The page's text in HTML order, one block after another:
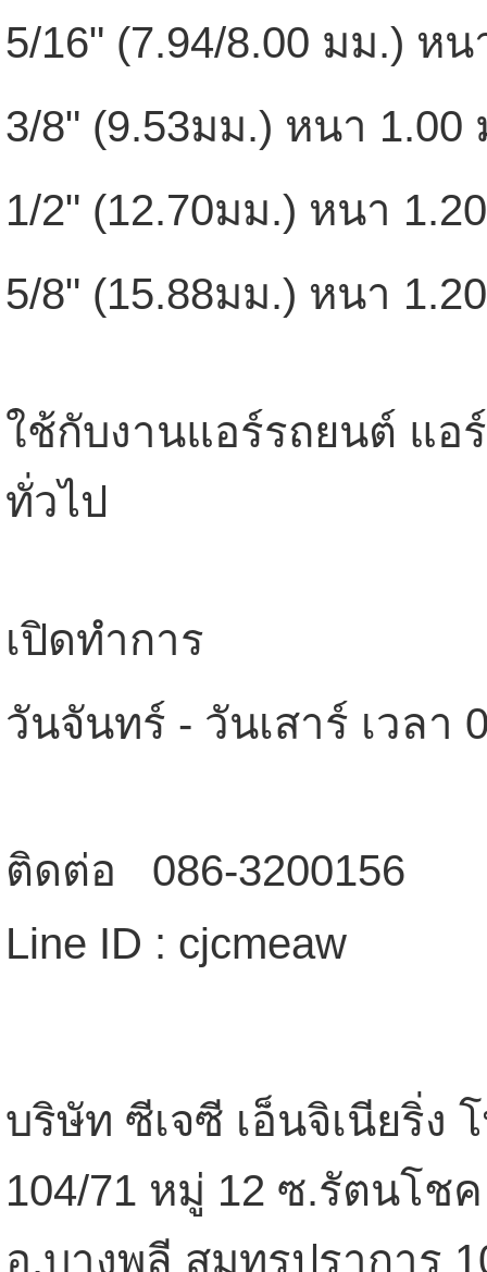
5/16" (7.94/8.00 มม.) ห
3/8" (9.53มม.) หนา 1.00
1/2" (12.70มม.) หนา
5/8" (15.88มม.) หนา
ใช้กับงานแอร์รถยนต์ แอ
ทั่วไป
เปิดทำการ
วันจันทร์ - วันเสาร์ เวลา
ติดต่อ 086-3200156
Line ID : cjcmeaw
บริษัท ซีเจซี เอ็นจิเนียริ่ง
104/71 หมู่ 12 ซ.รัตนโช
อ.บางพลี สมุทรปราการ